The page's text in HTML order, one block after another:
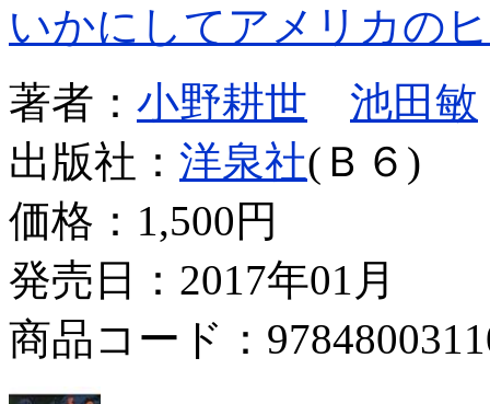
いかにしてアメリカの
著者： 小野耕世
池田敏
出版社： 洋泉社(Ｂ６)
価格： 1,500円
発売日：2017年01月
商品コード：